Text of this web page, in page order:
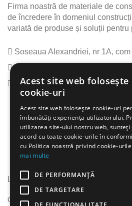
Firma noastră de materiale de
de încredere în domeniul
variată de produse și soluții pentru
Soseaua Alexandriei, nr 1A,
Email:
Link-uri utile
Contact
Acest site web folosește
cookie-uri
Acest site web folosește cookie-uri
îmbunătăți experiența utilizatorului.
utilizarea site-ului nostru web, sunteți
acord cu toate cookie-urile în
cu Politica noastră privind cookie-
mai multe
DE PERFORMANȚĂ
DE TARGETARE